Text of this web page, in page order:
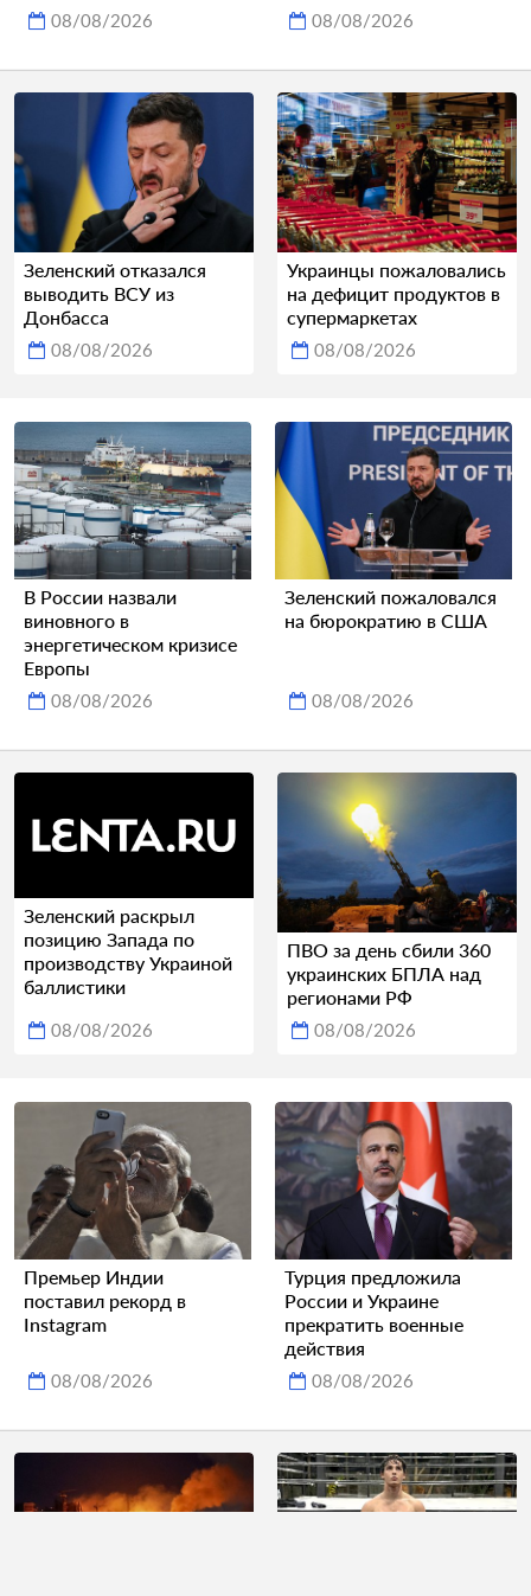
08/08/2026 08/08/2026
Зеленский отказался
выводить ВСУ из
Донбасса
08/08/2026
Украинцы пожаловались
на дефицит продуктов в
супермаркетах
08/08/2026
В России назвали
виновного в
энергетическом кризисе
Европы
08/08/2026
Зеленский пожаловался
на бюрократию в США
08/08/2026
Зеленский раскрыл
позицию Запада по
производству Украиной
баллистики
08/08/2026
ПВО за день сбили 360
украинских БПЛА над
регионами РФ
08/08/2026
Премьер Индии
поставил рекорд в
Instagram
08/08/2026
Турция предложила
России и Украине
прекратить военные
действия
08/08/2026